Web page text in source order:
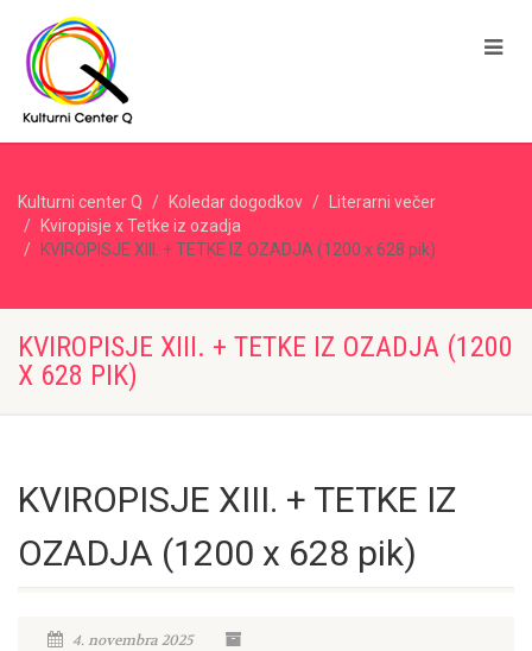
Kulturni center Q Koledar dogodkov
Literarni večer
Kviropisje x Tetke iz ozadja
KVIROPISJE XIII. + TETKE IZ OZADJA (1200 x 628 pik)
KVIROPISJE XIII. + TETKE IZ OZADJA (1200
X 628 PIK)
KVIROPISJE XIII. + TETKE IZ
OZADJA (1200 x 628 pik)
4. novembra 2025